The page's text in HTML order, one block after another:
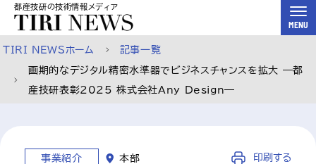
スキップして本文へ
都産技研の技術情報メディア
MENU
TIRI NEWSホーム 記事一覧
画期的なデジタル精密水準器でビジネスチャンスを拡大 ―都
産技研表彰2025 株式会社Any Design―
事業紹介 本部 印刷する